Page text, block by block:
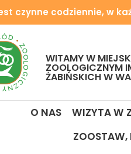
czynne codziennie, w
WITAMY W
ZOOLOGICZNYM
ŻABIŃSKICH W
O NAS WIZYTA W
ZOOSTAW,